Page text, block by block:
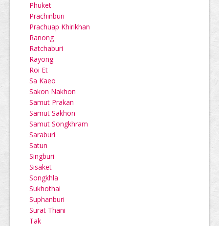
Phuket
Prachinburi
Prachuap Khirikhan
Ranong
Ratchaburi
Rayong
Roi Et
Sa Kaeo
Sakon Nakhon
Samut Prakan
Samut Sakhon
Samut Songkhram
Saraburi
Satun
Singburi
Sisaket
Songkhla
Sukhothai
Suphanburi
Surat Thani
Tak